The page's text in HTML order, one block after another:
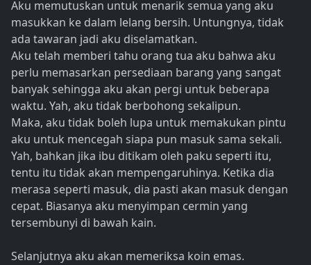
Aku memutuskan untuk menarik semua yang aku
masukkan ke dalam lelang bersih. Untungnya, tidak
ada tawaran jadi aku diselamatkan.
Aku telah memberi tahu orang tua aku bahwa aku
perlu memasarkan persediaan barang yang sangat
banyak sehingga aku akan pergi untuk beberapa
waktu. Yah, aku tidak berbohong sekalipun.
Maka, aku tidak boleh lupa untuk memakukan pintu
aku untuk mencegah siapa pun masuk sama sekali.
Yah, bahkan jika ibu ditikam oleh paku seperti itu,
tentu itu tidak akan mempengaruhinya. Ketika dia
merasa seperti masuk, dia pasti akan masuk dengan
cepat. Biasanya aku menyimpan cermin yang
tersembunyi di bawah kain.
Selanjutnya aku akan memeriksa koin emas.